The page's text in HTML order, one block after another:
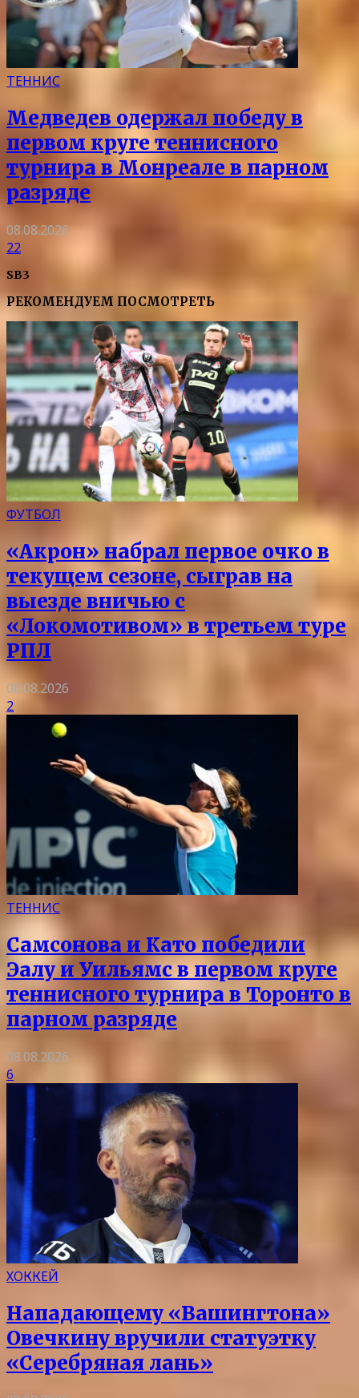
ТЕННИС
Медведев одержал победу в
первом круге теннисного
турнира в Монреале в парном
разряде
08.08.2026
22
SB3
РЕКОМЕНДУЕМ ПОСМОТРЕТЬ
ФУТБОЛ
«Акрон» набрал первое очко в
текущем сезоне, сыграв на
выезде вничью с
«Локомотивом» в третьем туре
РПЛ
08.08.2026
2
ТЕННИС
Самсонова и Като победили
Эалу и Уильямс в первом круге
теннисного турнира в Торонто в
парном разряде
08.08.2026
6
ХОККЕЙ
Нападающему «Вашингтона»
Овечкину вручили статуэтку
«Серебряная лань»